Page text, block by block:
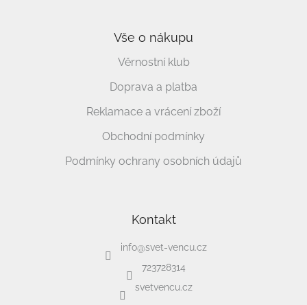
Vše o nákupu
Věrnostní klub
Doprava a platba
Reklamace a vrácení zboží
Obchodní podmínky
Podmínky ochrany osobních údajů
Kontakt
info@svet-vencu.cz
723728314
svetvencu.cz